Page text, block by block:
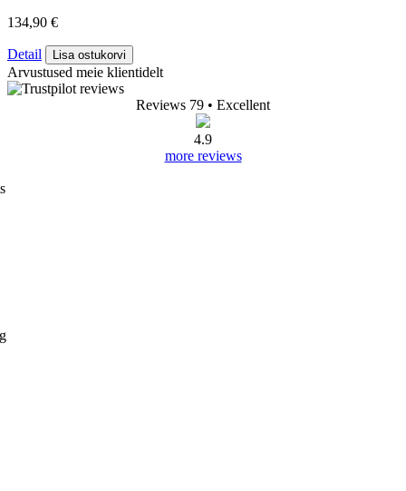
134,90 €
Detail Lisa ostukorvi
Arvustused meie klientidelt
Reviews 79 • Excellent
4.9
more reviews